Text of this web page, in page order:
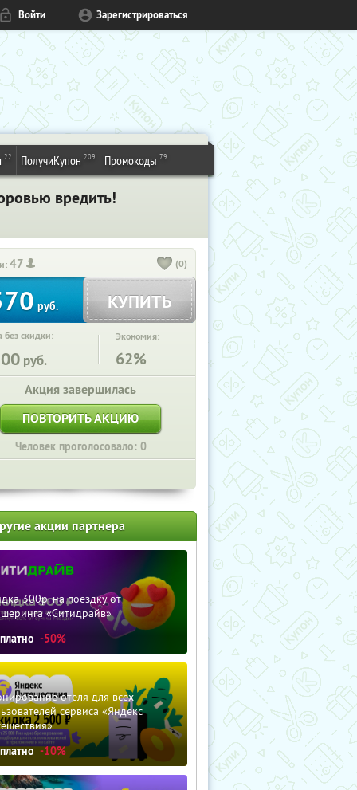
Войти Зарегистрироваться
22 ПолучиКупон 209 Промокоды 79
вредить!
47 (0)
руб. КУПИТЬ
без скидки:
руб.
Экономия:
62%
Акция завершилась
ПОВТОРИТЬ АКЦИЮ
Человек проголосовало: 0
акции партнера
300р. на поездку от
«Ситидрайв»
-50%
отеля для всех
сервиса «Яндекс
-10%